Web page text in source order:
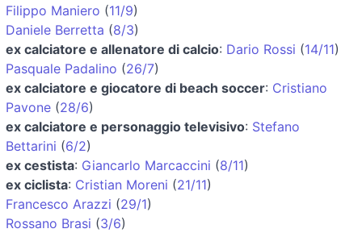
Filippo Maniero (11/9)
Daniele Berretta (8/3)
ex calciatore e allenatore di calcio: Dario Rossi (14/11)
Pasquale Padalino (26/7)
ex calciatore e giocatore di beach soccer: Cristiano
Pavone (28/6)
ex calciatore e personaggio televisivo: Stefano
Bettarini (6/2)
ex cestista: Giancarlo Marcaccini (8/11)
ex ciclista: Cristian Moreni (21/11)
Francesco Arazzi (29/1)
Rossano Brasi (3/6)